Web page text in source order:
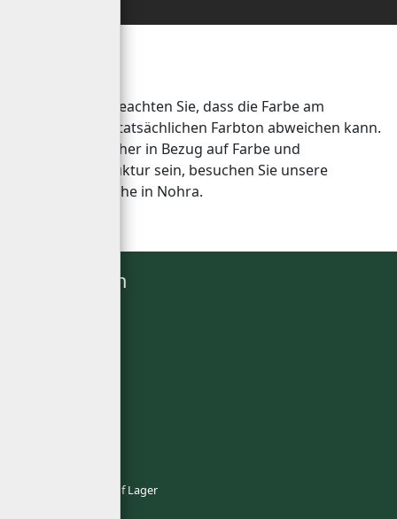
Bitte beachten Sie, dass die Farbe am
Bildschirm vom tatsächlichen Farbton abweichen kann.
Sollten Sie unsicher in Bezug auf Farbe und
Oberflächenstruktur sein, besuchen Sie unsere
Ausstellungsfläche in Nohra.
Kategorien
Meister Böden auf Lager